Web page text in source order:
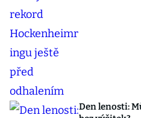
Den lenosti: